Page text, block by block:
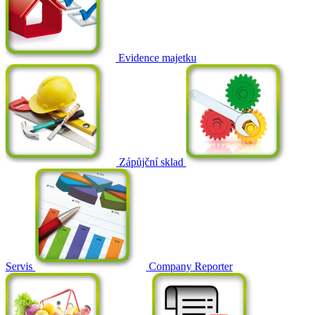
Evidence majetku
Zápůjční sklad
Servis Company Reporter